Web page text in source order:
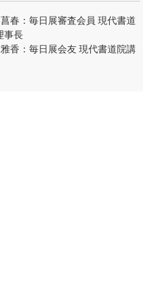
春：毎日展審査会員 現代書道
事長
香：毎日展会友 現代書道院講